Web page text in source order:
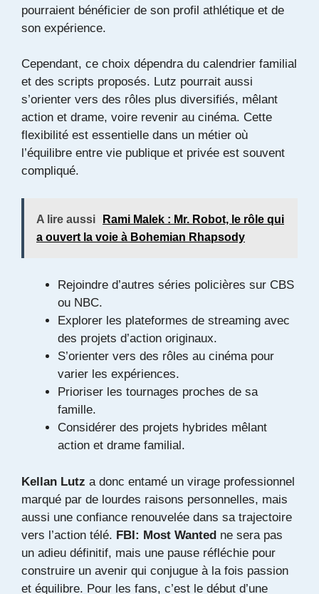
pourraient bénéficier de son profil athlétique et de
son expérience.
Cependant, ce choix dépendra du calendrier familial
et des scripts proposés. Lutz pourrait aussi
s’orienter vers des rôles plus diversifiés, mêlant
action et drame, voire revenir au cinéma. Cette
flexibilité est essentielle dans un métier où
l’équilibre entre vie publique et privée est souvent
compliqué.
A lire aussi
Rami Malek : Mr. Robot, le rôle qui
a ouvert la voie à Bohemian Rhapsody
Rejoindre d’autres séries policières sur CBS
ou NBC.
Explorer les plateformes de streaming avec
des projets d’action originaux.
S’orienter vers des rôles au cinéma pour
varier les expériences.
Prioriser les tournages proches de sa
famille.
Considérer des projets hybrides mêlant
action et drame familial.
Kellan Lutz a donc entamé un virage professionnel
marqué par de lourdes raisons personnelles, mais
aussi une confiance renouvelée dans sa trajectoire
vers l’action télé. FBI: Most Wanted ne sera pas
un adieu définitif, mais une pause réfléchie pour
construire un avenir qui conjugue à la fois passion
et équilibre. Pour les fans, c’est le début d’une